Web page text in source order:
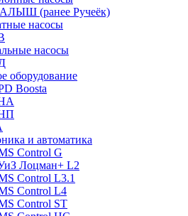
(ранее Ручеёк)
насосы
насосы
оборудование
Boosta
и автоматика
Control G
Лоцман+ L2
Control L3.1
Control L4
Control ST